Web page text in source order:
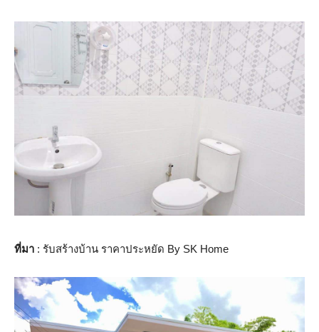
ที่มา : รับสร้างบ้าน ราคาประหยัด By SK Home